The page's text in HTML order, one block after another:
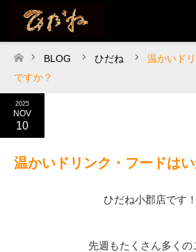
ホーム
BLOG ひだね
温かいド
ですか？
2025
NOV
10
温かいドリンク・フードは
ひだね小郡店です！
先週もたくさん多くの